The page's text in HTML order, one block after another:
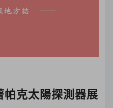
帕克太陽探測器展